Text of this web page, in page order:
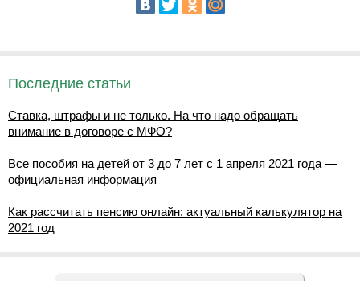
Последние статьи
Ставка, штрафы и не только. На что надо обращать
внимание в договоре с МФО?
Все пособия на детей от 3 до 7 лет с 1 апреля 2021 года —
официальная информация
Как рассчитать пенсию онлайн: актуальный калькулятор на
2021 год